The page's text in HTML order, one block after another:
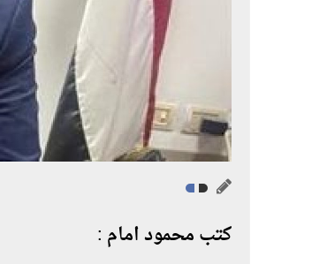
كتب محمود امام :